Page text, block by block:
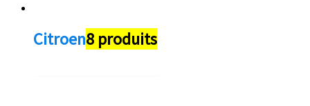
Citroen8 produits